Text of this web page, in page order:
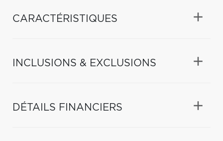
CARACTÉRISTIQUES
INCLUSIONS & EXCLUSIONS
DÉTAILS FINANCIERS